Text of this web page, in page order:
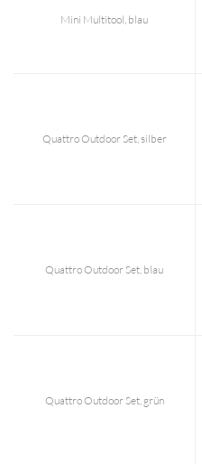
Mini Multitool, blau
Quattro Outdoor Set, silber
Quattro Outdoor Set, blau
Quattro Outdoor Set, grün